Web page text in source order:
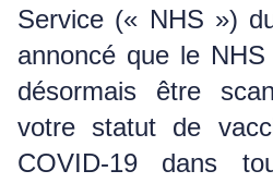
Service (« NHS »)
annoncé que le
désormais être
votre statut de
COVID-19 dans